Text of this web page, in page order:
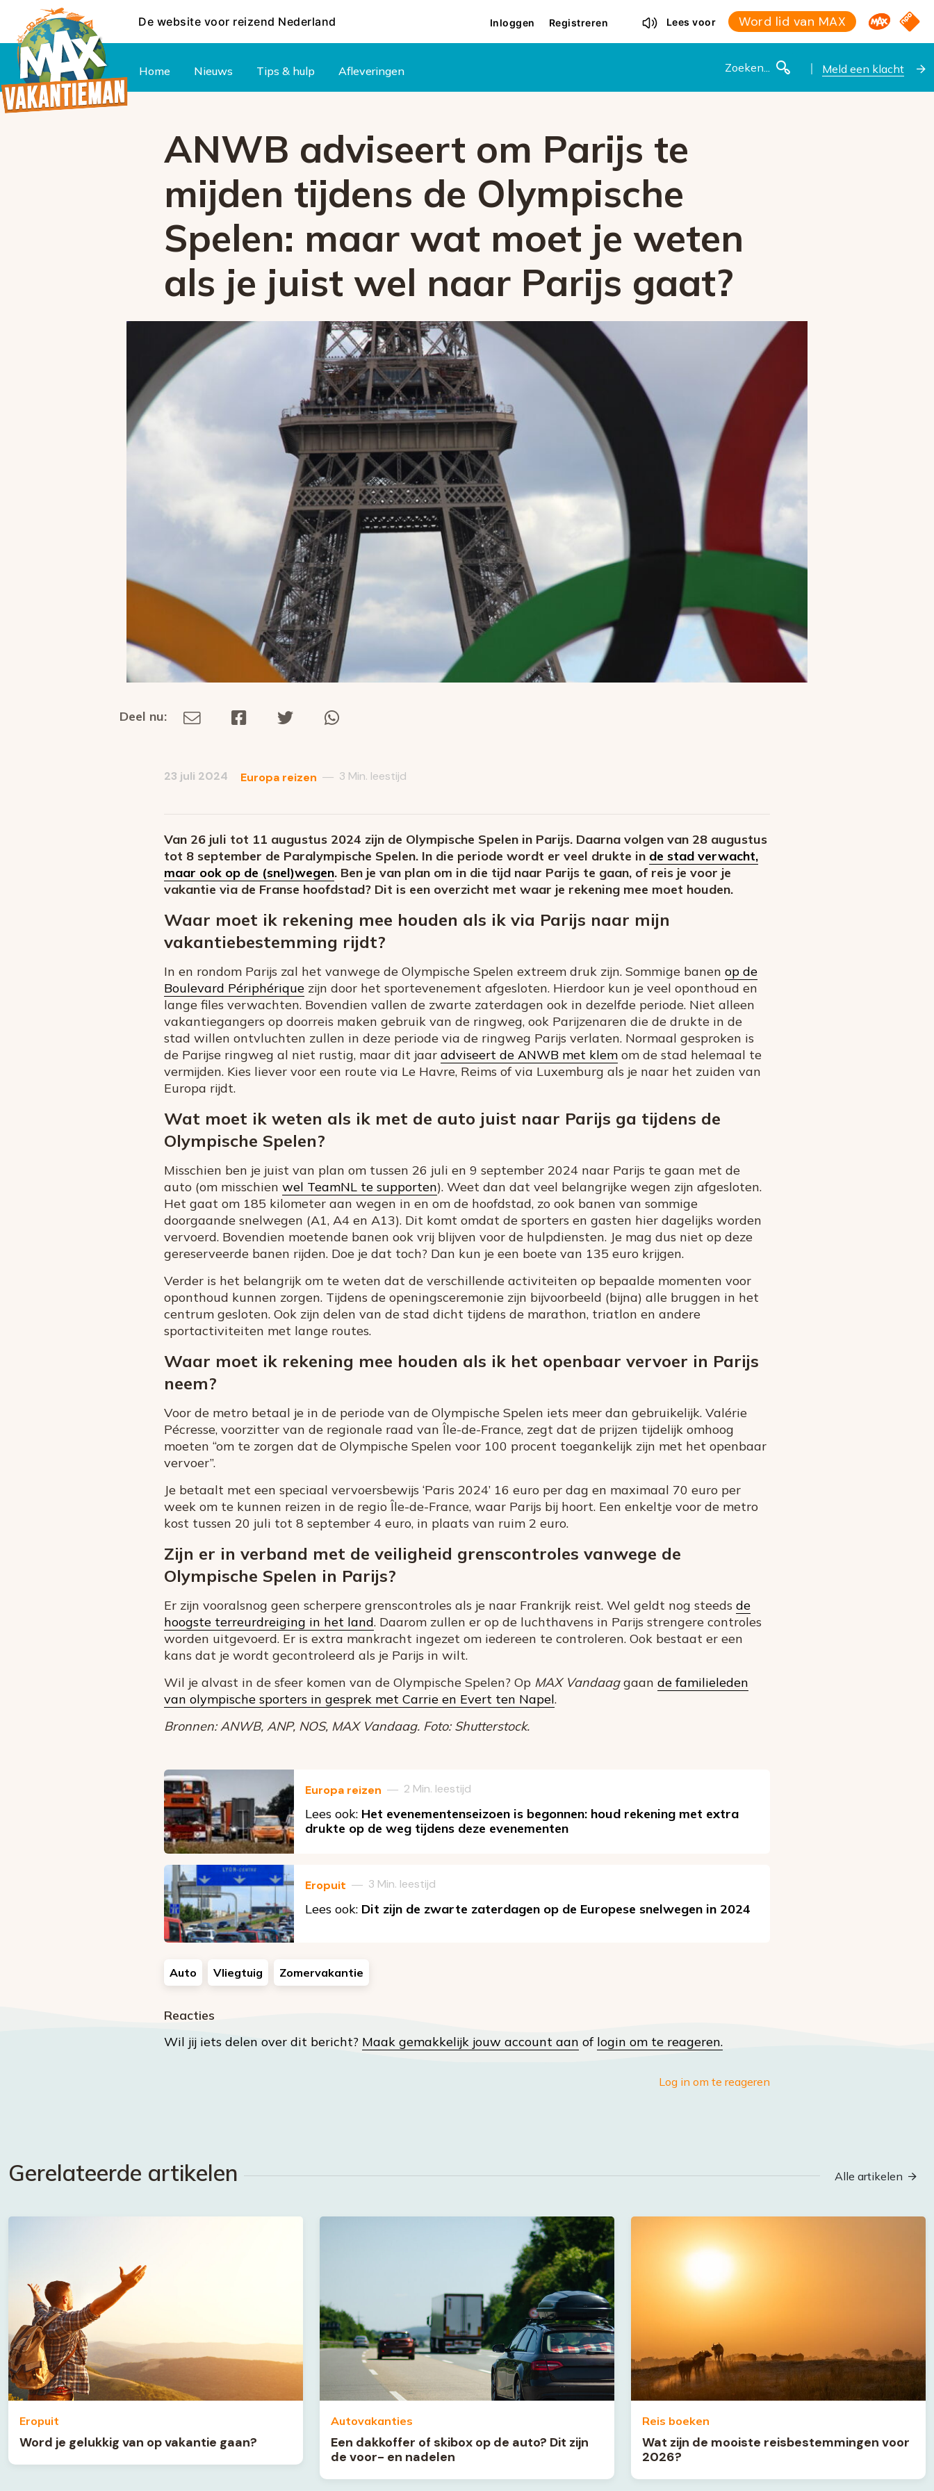
De website voor reizend Nederland Inloggen Registreren Lees voor Word lid van MAX Omroep
NPO
Home Nieuws Tips & hulp Afleveringen
Zoeken
Meld een klacht
ANWB adviseert om Parijs te
mijden tijdens de Olympische
Spelen: maar wat moet je weten
als je juist wel naar Parijs gaat?
Deel
Deel nu:
mail
23 juli 2024 Europa reizen — 3 Min. leestijd
Van 26 juli tot 11 augustus 2024 zijn de Olympische Spelen in Parijs. Daarna volgen van 28 augustus
tot 8 september de Paralympische Spelen. In die periode wordt er veel drukte in de stad verwacht,
maar ook op de (snel)wegen. Ben je van plan om in die tijd naar Parijs te gaan, of reis je voor je
vakantie via de Franse hoofdstad? Dit is een overzicht met waar je rekening mee moet houden.
Waar moet ik rekening mee houden als ik via Parijs naar mijn
vakantiebestemming rijdt?
In en rondom Parijs zal het vanwege de Olympische Spelen extreem druk zijn. Sommige banen op de
Boulevard Périphérique zijn door het sportevenement afgesloten. Hierdoor kun je veel oponthoud en
lange files verwachten. Bovendien vallen de zwarte zaterdagen ook in dezelfde periode. Niet alleen
vakantiegangers op doorreis maken gebruik van de ringweg, ook Parijzenaren die de drukte in de
stad willen ontvluchten zullen in deze periode via de ringweg Parijs verlaten. Normaal gesproken is
de Parijse ringweg al niet rustig, maar dit jaar adviseert de ANWB met klem om de stad helemaal te
vermijden. Kies liever voor een route via Le Havre, Reims of via Luxemburg als je naar het zuiden van
Europa rijdt.
Wat moet ik weten als ik met de auto juist naar Parijs ga tijdens de
Olympische Spelen?
Misschien ben je juist van plan om tussen 26 juli en 9 september 2024 naar Parijs te gaan met de
auto (om misschien wel TeamNL te supporten). Weet dan dat veel belangrijke wegen zijn afgesloten.
Het gaat om 185 kilometer aan wegen in en om de hoofdstad, zo ook banen van sommige
doorgaande snelwegen (A1, A4 en A13). Dit komt omdat de sporters en gasten hier dagelijks worden
vervoerd. Bovendien moetende banen ook vrij blijven voor de hulpdiensten. Je mag dus niet op deze
gereserveerde banen rijden. Doe je dat toch? Dan kun je een boete van 135 euro krijgen.
Verder is het belangrijk om te weten dat de verschillende activiteiten op bepaalde momenten voor
oponthoud kunnen zorgen. Tijdens de openingsceremonie zijn bijvoorbeeld (bijna) alle bruggen in het
centrum gesloten. Ook zijn delen van de stad dicht tijdens de marathon, triatlon en andere
sportactiviteiten met lange routes.
Waar moet ik rekening mee houden als ik het openbaar vervoer in Parijs
neem?
Voor de metro betaal je in de periode van de Olympische Spelen iets meer dan gebruikelijk. Valérie
Pécresse, voorzitter van de regionale raad van Île-de-France, zegt dat de prijzen tijdelijk omhoog
moeten “om te zorgen dat de Olympische Spelen voor 100 procent toegankelijk zijn met het openbaar
vervoer”.
Je betaalt met een speciaal vervoersbewijs ‘Paris 2024’ 16 euro per dag en maximaal 70 euro per
week om te kunnen reizen in de regio Île-de-France, waar Parijs bij hoort. Een enkeltje voor de metro
kost tussen 20 juli tot 8 september 4 euro, in plaats van ruim 2 euro.
Zijn er in verband met de veiligheid grenscontroles vanwege de
Olympische Spelen in Parijs?
Er zijn vooralsnog geen scherpere grenscontroles als je naar Frankrijk reist. Wel geldt nog steeds de
hoogste terreurdreiging in het land. Daarom zullen er op de luchthavens in Parijs strengere controles
worden uitgevoerd. Er is extra mankracht ingezet om iedereen te controleren. Ook bestaat er een
kans dat je wordt gecontroleerd als je Parijs in wilt.
Wil je alvast in de sfeer komen van de Olympische Spelen? Op MAX Vandaaggaan de familieleden
van olympische sporters in gesprek met Carrie en Evert ten Napel.
Bronnen: ANWB, ANP, NOS, MAX Vandaag. Foto: Shutterstock.
Europa reizen — 2 Min. leestijd
Lees ook: Het evenementenseizoen is begonnen: houd rekening met extra
drukte op de weg tijdens deze evenementen
Eropuit — 3 Min. leestijd
Lees ook: Dit zijn de zwarte zaterdagen op de Europese snelwegen in 2024
Auto Vliegtuig Zomervakantie
Reacties
Wil jij iets delen over dit bericht? Maak gemakkelijk jouw account aan of login om te reageren.
Log in om te reageren
Gerelateerde artikelen Alle artikelen
Eropuit
Word je gelukkig van op vakantie gaan?
Autovakanties
Een dakkoffer of skibox op de auto? Dit zijn
de voor- en nadelen
Reis boeken
Wat zijn de mooiste reisbestemmingen voor
2026?